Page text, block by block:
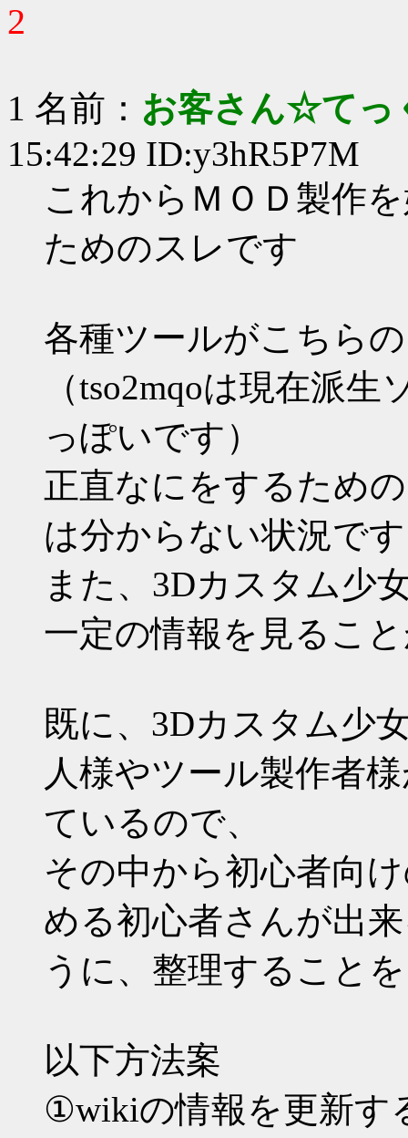
2
1 名前： お客さん☆てっ
15:42:29 ID:y3hR5P7M
これからＭＯＤ製作
ためのスレです
各種ツールがこちら
（tso2mqoは現在派
っぽいです）
正直なにをするため
は分からない状況です
また、3Dカスタム少
一定の情報を見るこ
既に、3Dカスタム少
人様やツール製作者
ているので、
その中から初心者向
める初心者さんが出
うに、整理すること
以下方法案
①wikiの情報を更新す